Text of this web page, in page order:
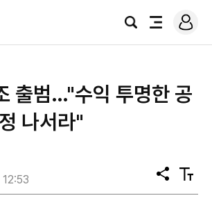
검
전
로
그
출범…"수익 투명한 공
나서라"
공
유
텍
스